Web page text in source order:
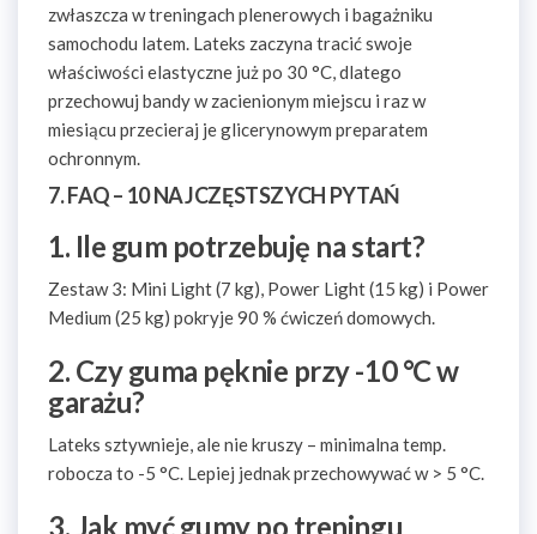
zwłaszcza w treningach plenerowych i bagażniku
samochodu latem. Lateks zaczyna tracić swoje
właściwości elastyczne już po 30 °C, dlatego
przechowuj bandy w zacienionym miejscu i raz w
miesiącu przecieraj je glicerynowym preparatem
ochronnym.
7. FAQ – 10 NAJCZĘSTSZYCH PYTAŃ
1. Ile gum potrzebuję na start?
Zestaw 3: Mini Light (7 kg), Power Light (15 kg) i Power
Medium (25 kg) pokryje 90 % ćwiczeń domowych.
2. Czy guma pęknie przy -10 °C w
garażu?
Lateks sztywnieje, ale nie kruszy – minimalna temp.
robocza to -5 °C. Lepiej jednak przechowywać w > 5 °C.
3. Jak myć gumy po treningu